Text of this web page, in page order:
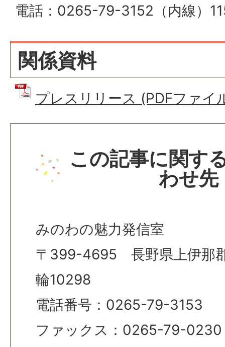
電話：0265-79-3152（内線）
関係資料
プレスリリース (PDFファイ
この記事に関す
わせ先
みのわの魅力発信室
〒399-4695 長野県上伊那
輪10298
電話番号：0265-79-3153
ファックス：0265-79-0230